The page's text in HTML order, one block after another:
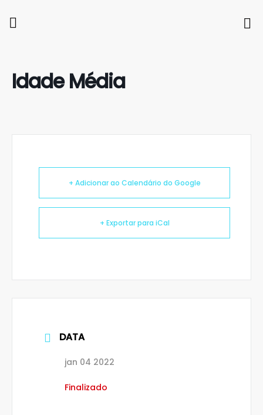
Idade Média
+ Adicionar ao Calendário do Google
+ Exportar para iCal
DATA
jan 04 2022
Finalizado